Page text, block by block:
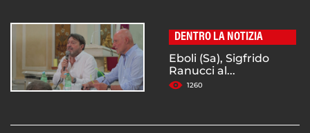
DENTRO LA NOTIZIA
Eboli (Sa), Sigfrido
Ranucci al...
1260